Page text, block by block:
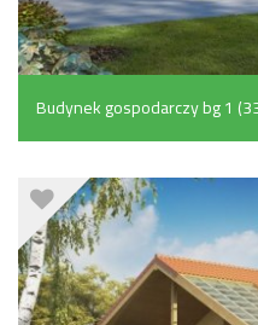
Budynek gospodarczy bg 1